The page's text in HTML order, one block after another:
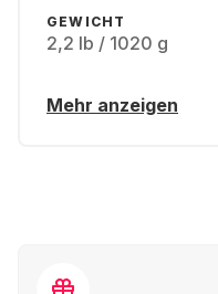
GEWICHT
2,2 lb / 1020 g
Mehr anzeigen